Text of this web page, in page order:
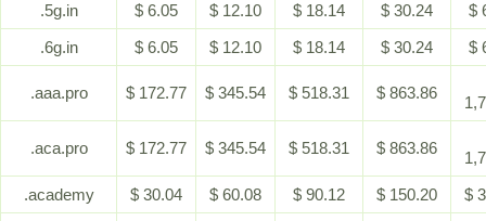
.5g.in
$ 6.05 $ 12.10 $ 18.14 $ 30.24
$
.6g.in
$ 6.05 $ 12.10 $ 18.14 $ 30.24 $
.aaa.pro $ 172.77 $ 345.54 $ 518.31 $ 863.86
.aca.pro $ 172.77 $ 345.54 $ 518.31 $ 863.86
.academy
$ 30.04 $ 60.08 $ 90.12 $ 150.20
$